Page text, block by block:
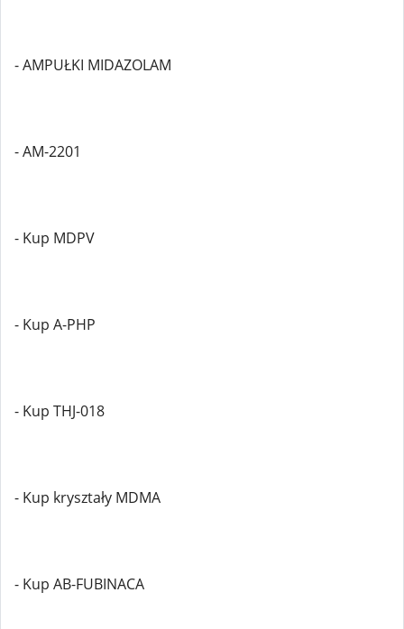
- AMPUŁKI MIDAZOLAM
- AM-2201
- Kup MDPV
- Kup A-PHP
- Kup THJ-018
- Kup kryształy MDMA
- Kup AB-FUBINACA